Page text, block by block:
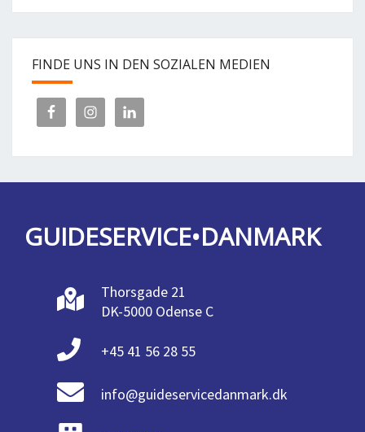
FINDE UNS IN DEN SOZIALEN MEDIEN
GUIDESERVICE•DANMARK
Thorsgade 21
DK-5000 Odense C
+45 41 56 28 55
info@guideservicedanmark.dk